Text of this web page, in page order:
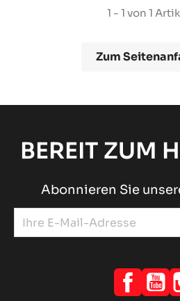
1 - 1 von 1
Zum
BEREIT ZUM
Abonnieren Sie